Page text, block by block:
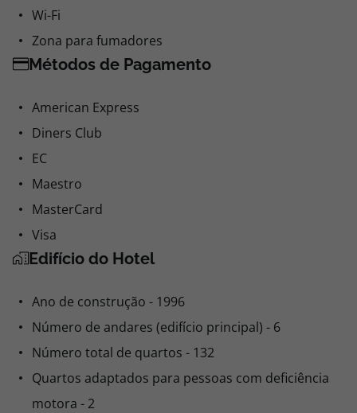
Wi-Fi
Zona para fumadores
Métodos de Pagamento
American Express
Diners Club
EC
Maestro
MasterCard
Visa
Edifício do Hotel
Ano de construção - 1996
Número de andares (edifício principal) - 6
Número total de quartos - 132
Quartos adaptados para pessoas com deficiência
motora - 2